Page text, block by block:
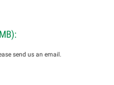
send us an email.